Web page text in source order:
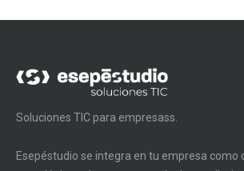
Soluciones TIC para empresass.
Esepéstudio se integra en tu empresa como